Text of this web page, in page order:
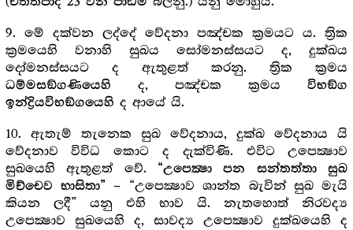
9. මේ දක්වන ලද්දේ වේදනා පඤ්චක ක්‍රමයට ය. ත්‍රික
ක්‍රමයෙහි වනාහි සුඛය සෝමනස්සයට ද, දුක්ඛය
දෝමනස්සයට ද ඇතුළත් කරනු. ත්‍රික ක්‍රමය
ධම්මසඞ්ගණියෙහි ද, පඤ්චක ක්‍රමයවිභඞ්ග
ඉන්ද්‍රියවිභඞ්ගයෙහි ද ආයේ යි.
10. ඇතැම් තැනෙක සුඛ වේදනාය, දුක්ඛ වේදනාය යි
වේදනාව විවිධ කොට ද දැක්විණි. එවිට උපෙක්‍ෂාව
සුඛයෙහි ඇතුළත් වේ. “උපෙක්‍ෂා පන සන්තත්තා සුඛ
මිච්චෙව භාසිතා” – “උපෙක්‍ෂාව ශාන්ත බැවින් සුඛ මැයි
කියන ලදී” යනු එහි භාව යි. නැතහොත් නිරවද්‍ය
උපෙක්‍ෂාව සුඛයෙහි ද, සාවද්‍ය උපෙක්‍ෂාව දුක්ඛයෙහි ද